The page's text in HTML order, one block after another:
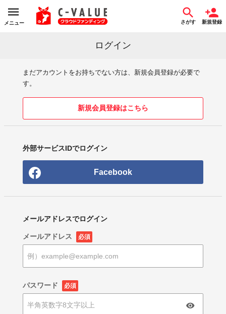
メニュー さがす 新規登録
ログイン
まだアカウントをお持ちでない方は、新規会員登録が必要で
す。
新規会員登録はこちら
外部サービスIDでログイン
Facebook
メールアドレスでログイン
メールアドレス 必須
パスワード 必須